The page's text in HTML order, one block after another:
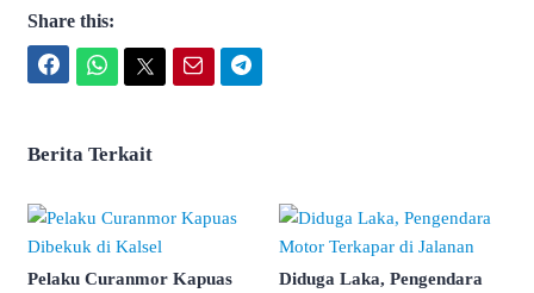
Share this:
Berita Terkait
Pelaku Curanmor Kapuas
Diduga Laka, Pengendara